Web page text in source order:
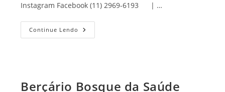
Instagram Facebook (11) 2969-6193 | …
Continue Lendo
Berçário Bosque da Saúde